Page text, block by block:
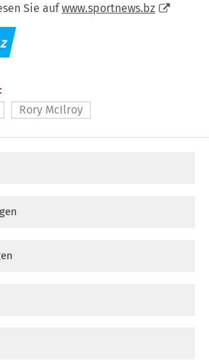
Sie aufwww.sportnews.bz
Rory McIlroy